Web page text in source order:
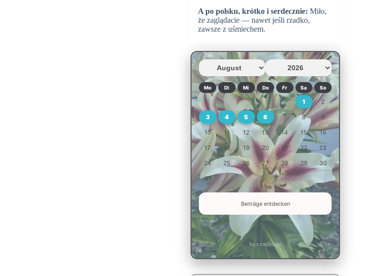
A po polsku, krótko i serdecznie: Miło,
że zaglądacie — nawet jeśli rzadko,
zawsze z uśmiechem.
Mo Di Mi Do Fr Sa So
1 2
3 4 5 6 7 8 9
10 11 12 13 14 15 16
17 18 19 20 21 22 23
24 25 26 27 28 29 30
31
Beiträge entdecken
by czoczo.de